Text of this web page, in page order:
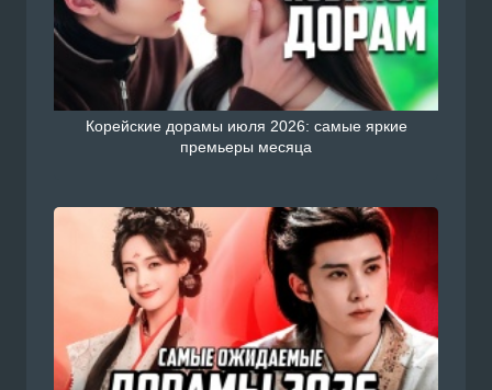
Корейские дорамы июля 2026: самые яркие
премьеры месяца